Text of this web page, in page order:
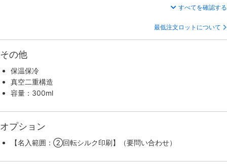
すべてを確認する
最低注文ロットについて
その他
保温保冷
真空二重構造
容量：300ml
オプション
【名入範囲：②回転シルク印刷】（要問い合わせ）